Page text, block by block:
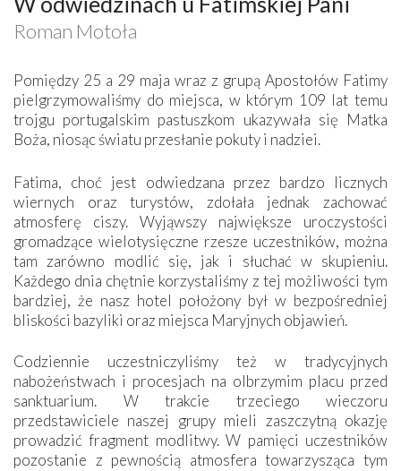
Roman Motoła
Pomiędzy 25 a 29 maja wraz z grupą Apostołów Fatimy
pielgrzymowaliśmy do miejsca, w którym 109 lat temu
trojgu portugalskim pastuszkom ukazywała się Matka
Boża, niosąc światu przesłanie pokuty i nadziei.
Fatima, choć jest odwiedzana przez bardzo licznych
wiernych oraz turystów, zdołała jednak zachować
atmosferę ciszy. Wyjąwszy największe uroczystości
gromadzące wielotysięczne rzesze uczestników, można
tam zarówno modlić się, jak i słuchać w skupieniu.
Każdego dnia chętnie korzystaliśmy z tej możliwości tym
bardziej, że nasz hotel położony był w bezpośredniej
bliskości bazyliki oraz miejsca Maryjnych objawień.
Codziennie uczestniczyliśmy też w tradycyjnych
nabożeństwach i procesjach na olbrzymim placu przed
sanktuarium. W trakcie trzeciego wieczoru
przedstawiciele naszej grupy mieli zaszczytną okazję
prowadzić fragment modlitwy. W pamięci uczestników
pozostanie z pewnością atmosfera towarzysząca tym